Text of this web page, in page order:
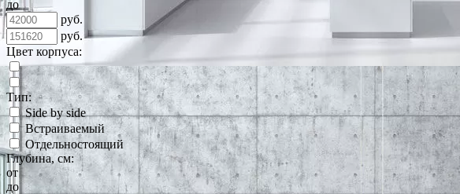
до
руб.
руб.
Цвет корпуса:
Тип:
Side by side
Встраиваемый
Отдельностоящий
Глубина, см:
от
до